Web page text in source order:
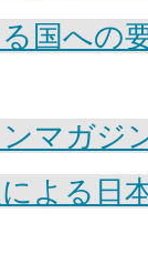
国への
マガジ
よる日